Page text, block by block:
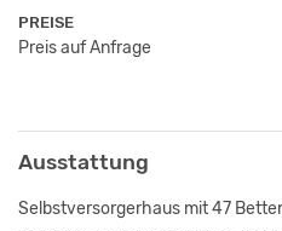
PREISE
Preis auf Anfrage
Ausstattung
Selbstversorgerhaus mit 47